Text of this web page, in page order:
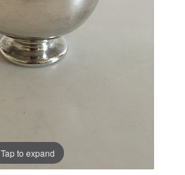
Tap to expand